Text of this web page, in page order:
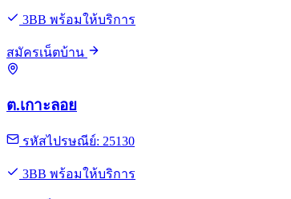
3BB พร้อมให้บริการ
สมัครเน็ตบ้าน
ต.เกาะลอย
รหัสไปรษณีย์: 25130
3BB พร้อมให้บริการ